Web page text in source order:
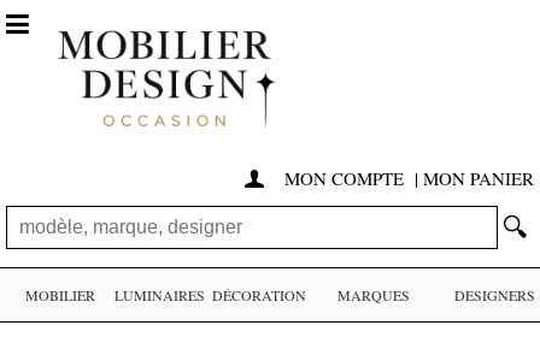
 MON COMPTE | MON PANIER
🔍

MOBILIER LUMINAIRES DÉCORATION MARQUES DESIGNERS